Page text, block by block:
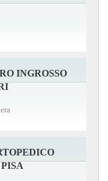
INGROSSO